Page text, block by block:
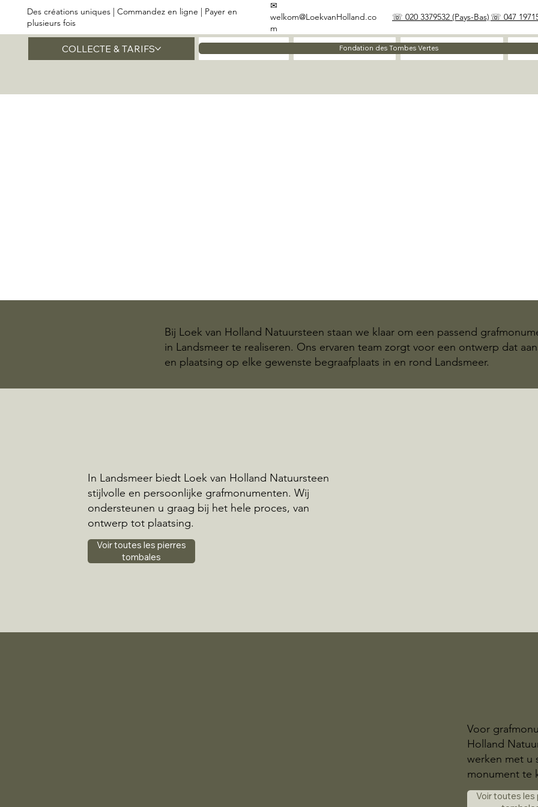
Des créations uniques | Commandez en ligne | Payer en
plusieurs fois
☏ 020 3379532 (Pays-Bas) ☏ 047
✉
welkom@LoekvanHolland.co
m
COLLECTE & TARIFS À propos Matériaux
Fondation des Tombes Vertes
Bij Loek van Holland Natuursteen staan we klaar om een passend
in Landsmeer te realiseren. Ons ervaren team zorgt voor een ontwerp dat
en plaatsing op elke gewenste begraafplaats in en rond Landsmeer.
In Landsmeer biedt Loek van Holland Natuursteen
stijlvolle en persoonlijke grafmonumenten. Wij
ondersteunen u graag bij het hele proces, van
ontwerp tot plaatsing.
Voir toutes les pierres
tombales
Voor
Holland
werken met u
monument te
Voir toutes les